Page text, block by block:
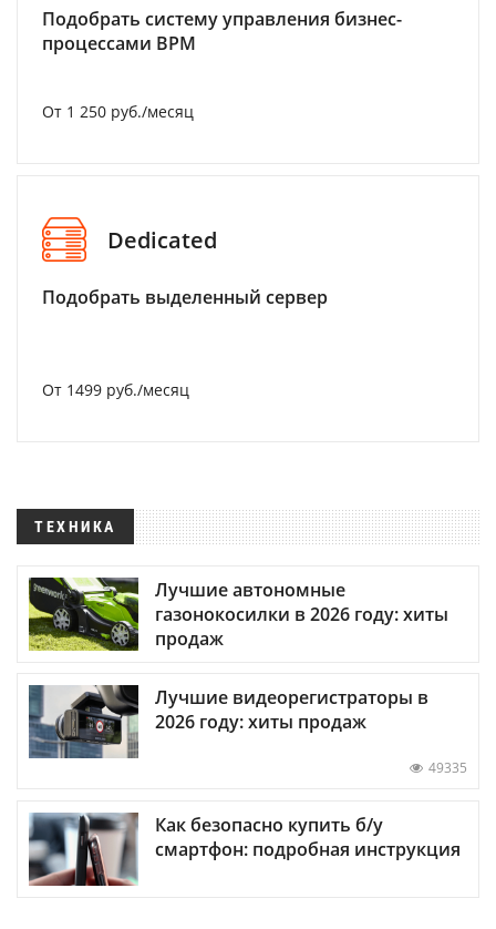
Подобрать систему управления бизнес-
процессами BPM
От 1 250 руб./месяц
Dedicated
Подобрать выделенный сервер
От 1499 руб./месяц
ТЕХНИКА
Лучшие автономные
газонокосилки в 2026 году: хиты
продаж
Лучшие видеорегистраторы в
2026 году: хиты продаж
49335
Как безопасно купить б/у
смартфон: подробная инструкция